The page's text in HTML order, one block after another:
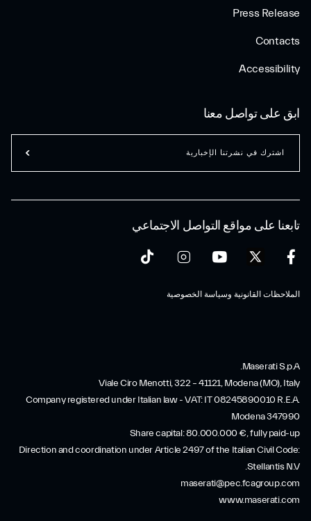
Press Release
Contacts
Accessibility
تابعنا على مواقع التواصل الاجتماعي
الملاحظات القانونية وسياسة الخصوصية
ابق على تواصل معنا
اشترك في نشرتنا الإخبارية
Maserati S.p.A.
Viale Ciro Menotti, 322 – 41121, Modena (MO), Italy
Company registered under Italian law - VAT: IT 08245890010 R.E.A.
Modena 347990
Share capital: 80.000.000 €, fully paid-up
Direction and coordination under Article 2497 of the Italian Civil Code:
Stellantis N.V.
maserati@pec.fcagroup.com
www.maserati.com